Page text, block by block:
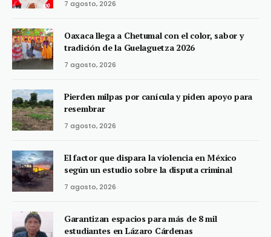
7 agosto, 2026
Oaxaca llega a Chetumal con el color, sabor y
tradición de la Guelaguetza 2026
7 agosto, 2026
Pierden milpas por canícula y piden apoyo para
resembrar
7 agosto, 2026
El factor que dispara la violencia en México
según un estudio sobre la disputa criminal
7 agosto, 2026
Garantizan espacios para más de 8 mil
estudiantes en Lázaro Cárdenas